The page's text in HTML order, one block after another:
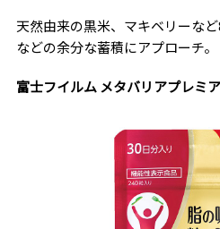
天然由来の黒米、マキベリーな
などの余分な蓄積にアプローチ。
富士フイルム メタバリアプレミ